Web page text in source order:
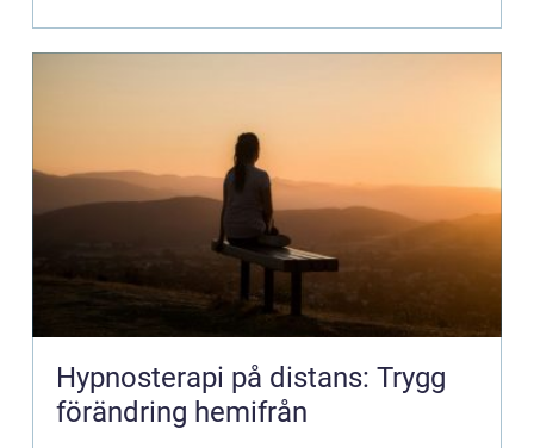
Hypnosterapi på distans: Trygg
förändring hemifrån